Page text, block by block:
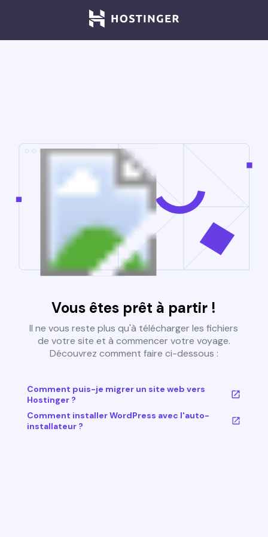
Vous êtes prêt à partir !
Il ne vous reste plus qu'à télécharger les fichiers
de votre site et à commencer votre voyage.
Découvrez comment faire ci-dessous :
Comment puis-je migrer un site web vers
Hostinger ?
Comment installer WordPress avec l'auto-
installateur ?